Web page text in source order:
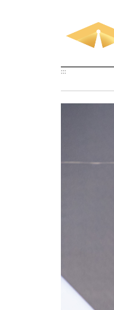
:::